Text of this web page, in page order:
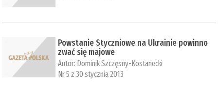
Powstanie Styczniowe na Ukrainie powinno
zwać się majowe
Autor: Dominik Szczęsny-Kostanecki
Nr 5 z 30 stycznia 2013